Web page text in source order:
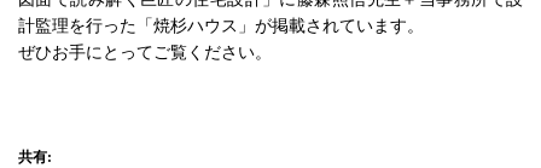
計監理を行った「焼杉ハウス」が掲載されています。
ぜひお手にとってご覧ください。
共有: